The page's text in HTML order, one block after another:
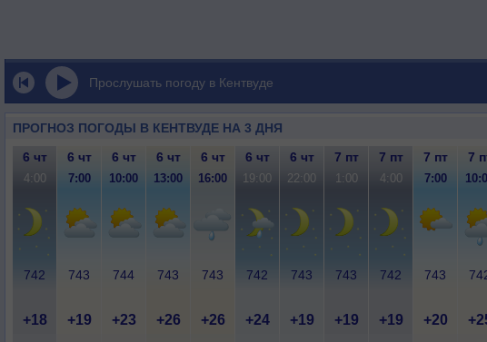
Прослушать погоду в Кентвуде
ПРОГНОЗ ПОГОДЫ В КЕНТВУДЕ НА 3 ДНЯ
6 чт 6 чт 6 чт 6 чт 6 чт 6 чт 6 чт 7 пт 7 пт 7 пт 7
4:00 7:00 10:00 13:00 16:00 19:00 22:00 1:00 4:00 7:00
742 743 744 743 743 742 743 743 742 743
+18 +19 +23 +26 +26 +24 +19 +19 +19 +20